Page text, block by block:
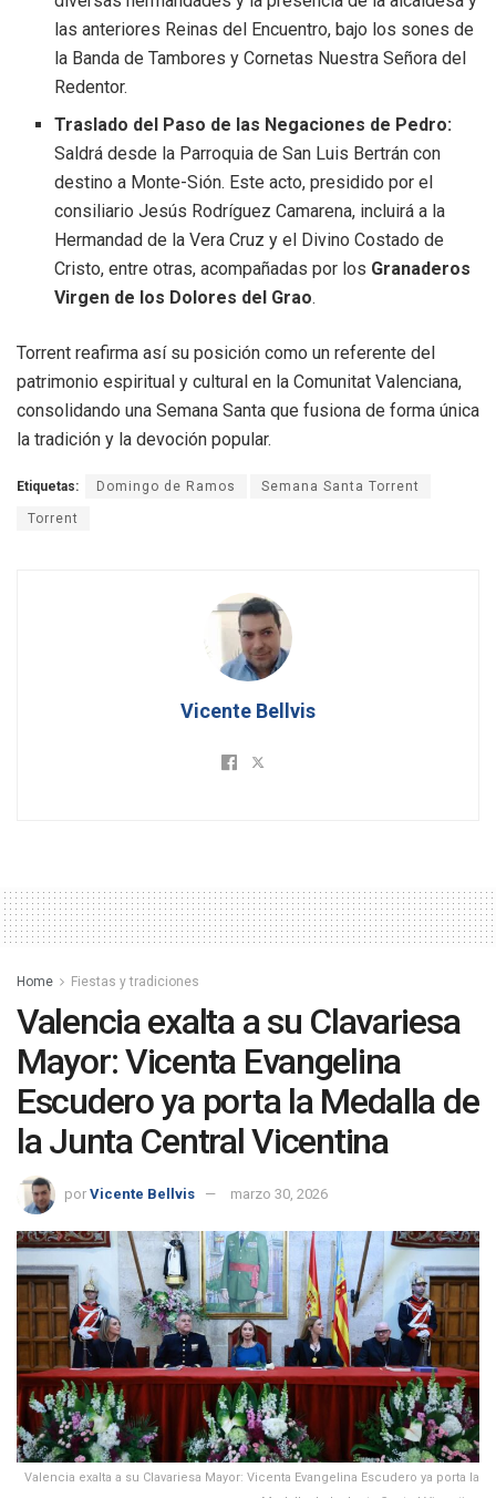
las anteriores Reinas del Encuentro, bajo los sones de
la Banda de Tambores y Cornetas Nuestra Señora del
Redentor.
Traslado del Paso de las Negaciones de Pedro:
Saldrá desde la Parroquia de San Luis Bertrán con
destino a Monte-Sión. Este acto, presidido por el
consiliario Jesús Rodríguez Camarena, incluirá a la
Hermandad de la Vera Cruz y el Divino Costado de
Cristo, entre otras, acompañadas por los Granaderos
Virgen de los Dolores del Grao.
Torrent reafirma así su posición como un referente del
patrimonio espiritual y cultural en la Comunitat Valenciana,
consolidando una Semana Santa que fusiona de forma única
la tradición y la devoción popular.
Etiquetas: Domingo de Ramos Semana Santa Torrent
Torrent
Vicente Bellvis
Home Fiestas y tradiciones
Valencia exalta a su Clavariesa
Mayor: Vicenta Evangelina
Escudero ya porta la Medalla de
la Junta Central Vicentina
por Vicente Bellvis marzo 30, 2026
Valencia exalta a su Clavariesa Mayor: Vicenta Evangelina Escudero ya porta la